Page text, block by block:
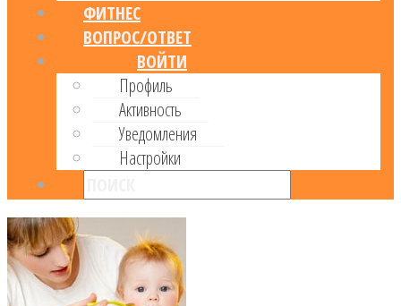
ФИТНЕС
ВОПРОС/ОТВЕТ
ВОЙТИ
Профиль
Активность
Уведомления
Настройки